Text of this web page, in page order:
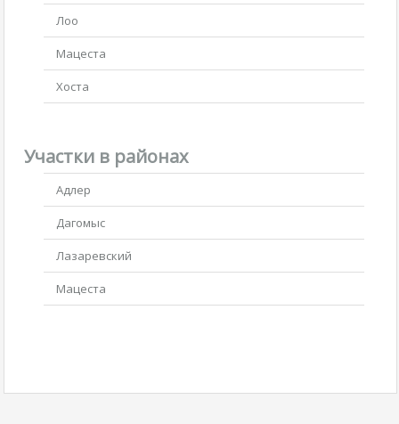
Лоо
Мацеста
Хоста
Участки в районах
Адлер
Дагомыс
Лазаревский
Мацеста